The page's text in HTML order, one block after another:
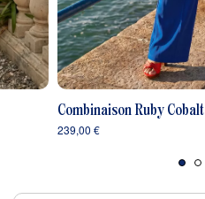
Combinaison Ruby Cobalt
239,00 €